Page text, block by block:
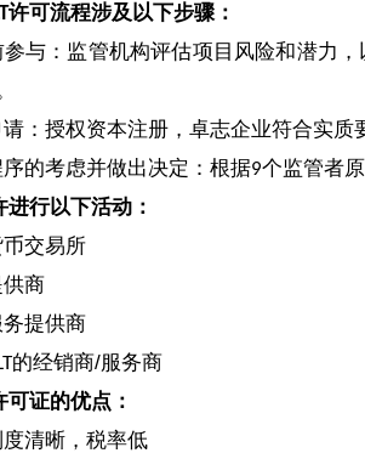
许可流程涉及以下步骤：
参与：监管机构评估项目风险和潜力
：授权资本注册，卓志企业符合实
的考虑并做出决定：根据9个监管者
行以下活动：
交易所
商
提供商
的经销商/服务商
可证的优点：
清晰，税率低